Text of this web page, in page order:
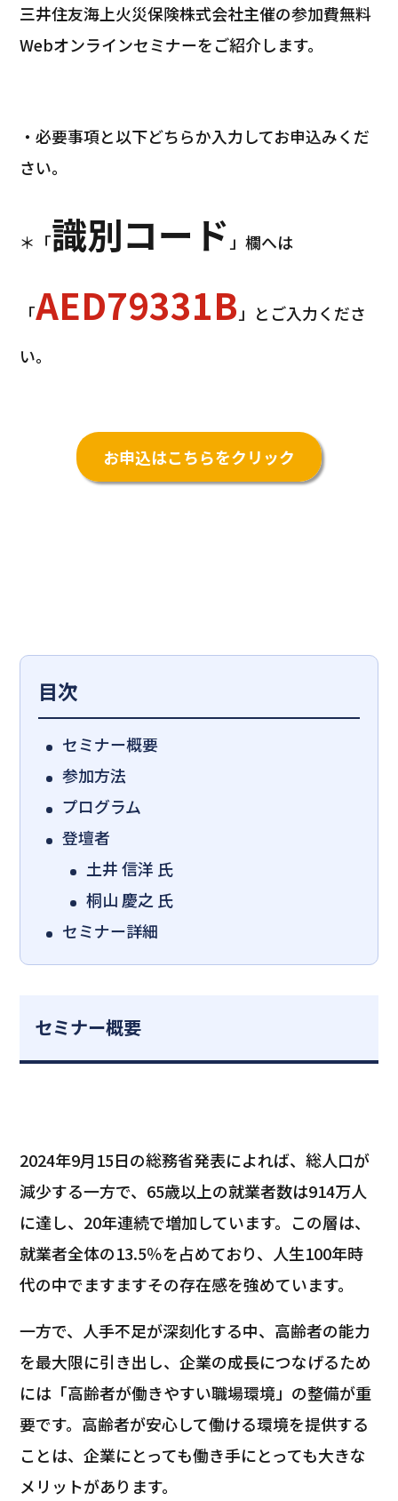
三井住友海上火災保険株式会社主催の参加費無料
Webオンラインセミナーをご紹介します。
・必要事項と以下どちらか入力してお申込みくだ
さい。
＊「識別コード」欄へは
「AED79331B」とご入力くださ
い。
お申込はこちらをクリック
目次
セミナー概要
参加方法
プログラム
登壇者
土井 信洋 氏
桐山 慶之 氏
セミナー詳細
セミナー概要
2024年9月15日の総務省発表によれば、総人口が
減少する一方で、65歳以上の就業者数は914万人
に達し、20年連続で増加しています。この層は、
就業者全体の13.5％を占めており、人生100年時
代の中でますますその存在感を強めています。
一方で、人手不足が深刻化する中、高齢者の能力
を最大限に引き出し、企業の成長につなげるため
には「高齢者が働きやすい職場環境」の整備が重
要です。高齢者が安心して働ける環境を提供する
ことは、企業にとっても働き手にとっても大きな
メリットがあります。